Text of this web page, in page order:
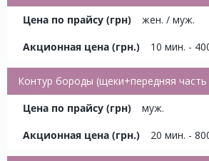
жен. / муж.
10 мин. -
Контур бороды (щеки+передняя
муж.
20 мин. -